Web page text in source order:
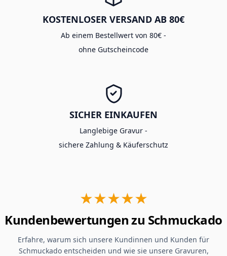
KOSTENLOSER VERSAND AB 80€
Ab einem Bestellwert von 80€ -
ohne Gutscheincode
SICHER EINKAUFEN
Langlebige Gravur -
sichere Zahlung & Käuferschutz
★★★★★
Kundenbewertungen zu Schmuckado
Erfahre, warum sich unsere Kundinnen und Kunden für
Schmuckado entscheiden und wie sie unsere Gravuren,